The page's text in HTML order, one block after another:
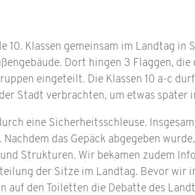
10. Klassen gemeinsam im Landtag
Dort hingen 3 Flaggen, die
eingeteilt. Die Klassen 10 a-c
Stadt verbrachten, um etwas später
eine Sicherheitsschleuse.
das Gepäck abgegeben
Strukturen. Wir bekamen zudem
der Sitze im Landtag. Bevor
auf den Toiletten die Debatte des